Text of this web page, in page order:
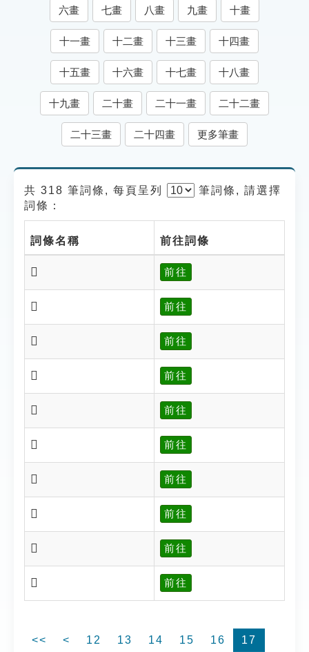
單字索引
生命大百科索引
遊戲專區
教學應用
六畫 七畫 八畫 九畫 十畫
十一畫 十二畫 十三畫 十四畫
十五畫 十六畫 十七畫 十八畫
十九畫 二十畫 二十一畫 二十二畫
二十三畫 二十四畫 更多筆畫
共 318 筆詞條, 每頁呈列 筆詞條, 請選擇
詞條：
詞條名稱 前往詞條
𡧪 前往
𡧫 前往
𡧬 前往
𡧭 前往
𡧮 前往
𡧯 前往
𡧰 前往
𡧱 前往
𡧴 前往
𡧺 前往
<< < 12 13 14 15 16
17